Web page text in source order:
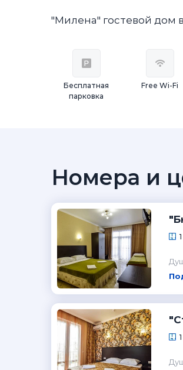
"Милена" гостевой дом
Бесплатная
парковка
Free Wi-Fi
Номера и